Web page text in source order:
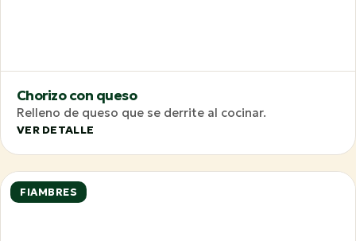
Chorizo con queso
Relleno de queso que se derrite al cocinar.
VER DETALLE
FIAMBRES